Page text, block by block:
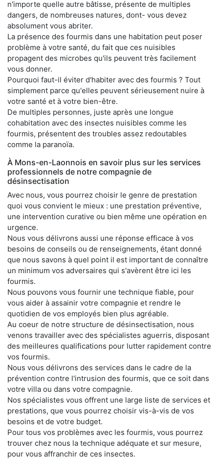
n'importe quelle autre bâtisse, présente de multiples
dangers, de nombreuses natures, dont- vous devez
absolument vous abriter.
La présence des fourmis dans une habitation peut poser
problème à votre santé, du fait que ces nuisibles
propagent des microbes qu'ils peuvent très facilement
vous donner.
Pourquoi faut-il éviter d'habiter avec des fourmis ? Tout
simplement parce qu'elles peuvent sérieusement nuire à
votre santé et à votre bien-être.
De multiples personnes, juste après une longue
cohabitation avec des insectes nuisibles comme les
fourmis, présentent des troubles assez redoutables
comme la paranoïa.
À Mons-en-Laonnois en savoir plus sur les services
professionnels de notre compagnie de
désinsectisation
Avec nous, vous pourrez choisir le genre de prestation
quoi vous convient le mieux : une prestation préventive,
une intervention curative ou bien même une opération en
urgence.
Nous vous délivrons aussi une réponse efficace à vos
besoins de conseils ou de renseignements, étant donné
que nous savons à quel point il est important de connaître
un minimum vos adversaires qui s'avèrent être ici les
fourmis.
Nous pouvons vous fournir une technique fiable, pour
vous aider à assainir votre compagnie et rendre le
quotidien de vos employés bien plus agréable.
Au coeur de notre structure de désinsectisation, nous
venons travailler avec des spécialistes aguerris, disposant
des meilleures qualifications pour lutter rapidement contre
vos fourmis.
Nous vous délivrons des services dans le cadre de la
prévention contre l'intrusion des fourmis, que ce soit dans
votre villa ou dans votre compagnie.
Nos spécialistes vous offrent une large liste de services et
prestations, que vous pourrez choisir vis-à-vis de vos
besoins et de votre budget.
Pour tous vos problèmes avec les fourmis, vous pourrez
trouver chez nous la technique adéquate et sur mesure,
pour vous affranchir de ces insectes.